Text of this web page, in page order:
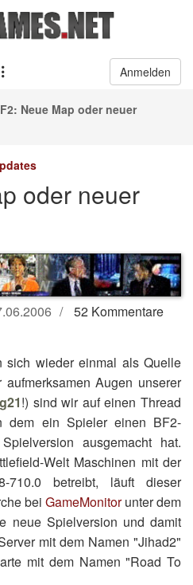
Anmelden
Neue Map oder neuer
oder neuer
52 Kommentare
sich wieder einmal als Quelle
Augen unserer
!) sind wir auf einen Thread
dem ein Spieler einen BF2-
ausgemacht hat.
Welt Maschinen mit der
710.0 betreibt, läuft dieser
bei GameMonitorunter dem
neue Spielversion und damit
mit dem Namen "Jihad2"
mit dem Namen "Road To